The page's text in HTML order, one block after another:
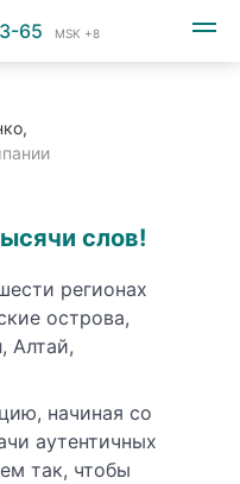
65 MSK +8
слов!
регионах
острова,
Алтай,
начиная со
аутентичных
так, чтобы